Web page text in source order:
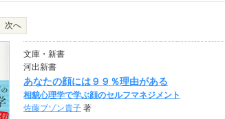
次へ
文庫・新書
河出新書
あなたの顔には９９％理由がある
相貌心理学で学ぶ顔のセルフマネジメント
佐藤ブゾン貴子 著